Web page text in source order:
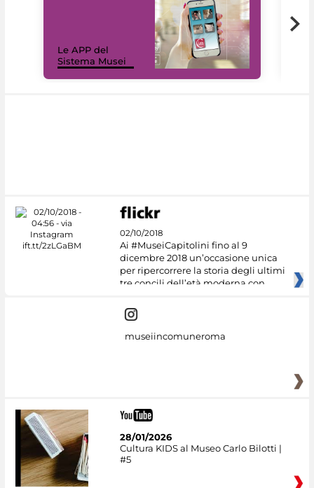
Le APP del
Sistema Musei
02/10/2018
Ai #MuseiCapitolini fino al 9
dicembre 2018 un’occasione unica
per ripercorrere la storia degli ultimi
tre concili dell’età moderna con
museiincomuneroma
28/01/2026
Cultura KIDS al Museo Carlo Bilotti |
#5